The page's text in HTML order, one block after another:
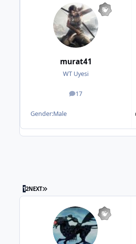
murat41
WT Uyesi
17
posts
Gender:Male
12NEXT